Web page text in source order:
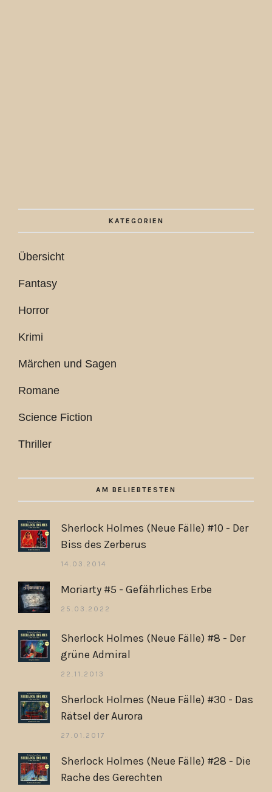
KATEGORIEN
Übersicht
Fantasy
Horror
Krimi
Märchen und Sagen
Romane
Science Fiction
Thriller
AM BELIEBTESTEN
Sherlock Holmes (Neue Fälle) #10 - Der
Biss des Zerberus
14.03.2014
Moriarty #5 - Gefährliches Erbe
25.03.2022
Sherlock Holmes (Neue Fälle) #8 - Der
grüne Admiral
22.11.2013
Sherlock Holmes (Neue Fälle) #30 - Das
Rätsel der Aurora
27.01.2017
Sherlock Holmes (Neue Fälle) #28 - Die
Rache des Gerechten